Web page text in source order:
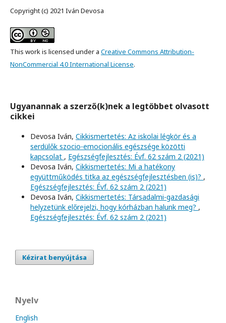
Copyright (c) 2021 Iván Devosa
This work is licensed under a Creative Commons Attribution-
NonCommercial 4.0 International License.
Ugyanannak a szerző(k)nek a legtöbbet olvasott
cikkei
Devosa Iván, Cikkismertetés: Az iskolai légkör és a
serdülők szocio-emocionális egészsége közötti
kapcsolat , Egészségfejlesztés: Évf. 62 szám 2 (2021)
Devosa Iván, Cikkismertetés: Mi a hatékony
együttműködés titka az egészségfejlesztésben (is)? ,
Egészségfejlesztés: Évf. 62 szám 2 (2021)
Devosa Iván, Cikkismertetés: Társadalmi-gazdasági
helyzetünk előrejelzi, hogy kórházban halunk meg? ,
Egészségfejlesztés: Évf. 62 szám 2 (2021)
Kézirat benyújtása
Nyelv
English